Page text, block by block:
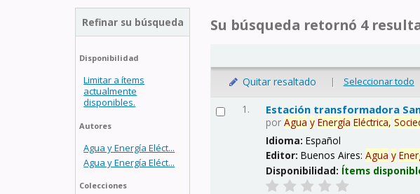
Refinar su búsqueda
Disponibilidad
Limitar a ítems
actualmente
disponibles.
Autores
Agua y Energía Eléct...
Agua y Energía Eléct...
Colecciones
Su búsqueda retornó 4
Quitar resaltado | Seleccionar todo
1. Estación transformadora
porAgua y Energía Eléctrica,
Idioma:Español
Editor:Buenos Aires:Agua y
Disponibilidad: Ítems